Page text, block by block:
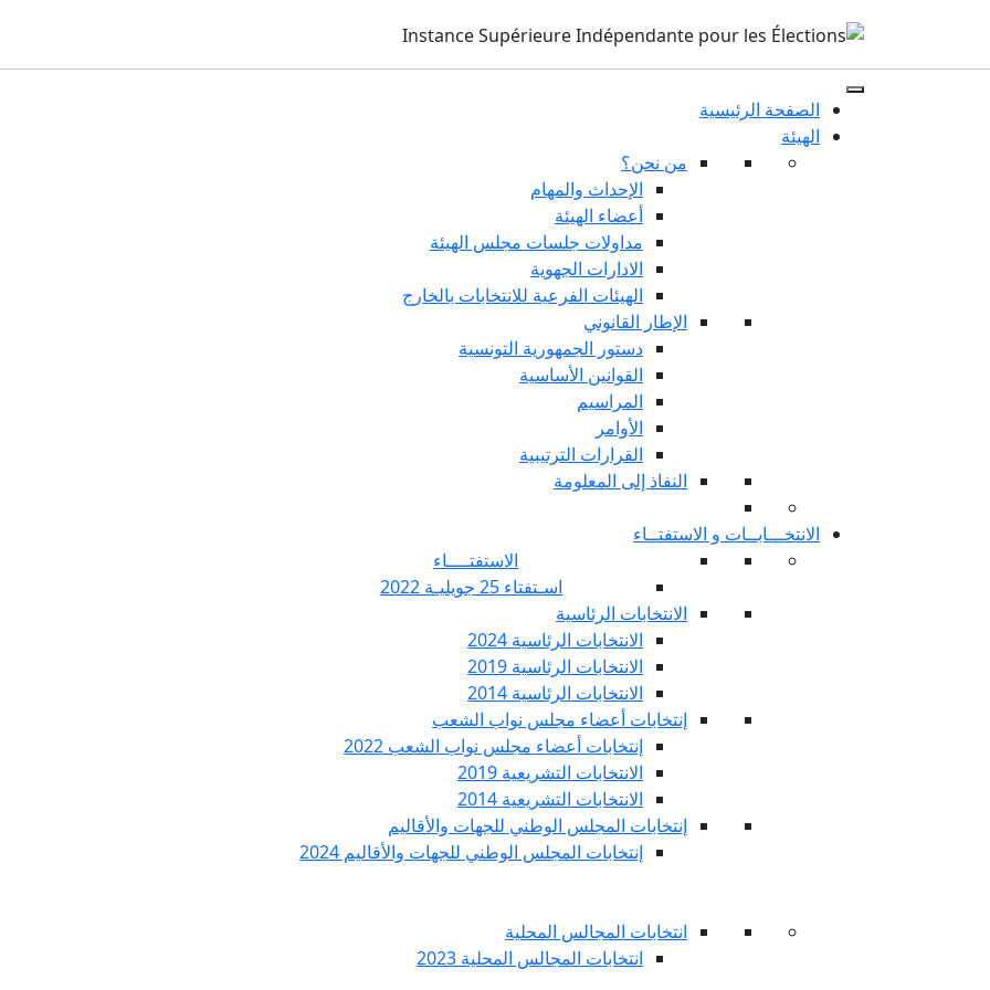
الصفحة الرئيسية
الهيئة
من نحن؟
الإحداث والمهام
أعضاء الهيئة
مداولات جلسات مجلس الهيئة
الادارات الجهوية
الهيئات الفرعية للانتخابات بالخارج
الإطار القانوني
دستور الجمهورية التونسية
القوانين الأساسية
المراسيم
الأوامر
القرارات الترتيبية
النفاذ إلى المعلومة
الانتخـــابــات و الاستفتــاء
الاستفتــــاء
اسـتفتاء 25 جويليـة 2022
الانتخابات الرئاسية
الانتخابات الرئاسية 2024
الانتخابات الرئاسية 2019
الانتخابات الرئاسية 2014
إنتخابات أعضاء مجلس نواب الشعب
إنتخابات أعضاء مجلس نواب الشعب 2022
الانتخابات التشريعية 2019
الانتخابات التشريعية 2014
إنتخابات المجلس الوطني للجهات والأقاليم
إنتخابات المجلس الوطني للجهات والأقاليم 2024
انتخابات المجالس المحلية
انتخابات المجالس المحلية 2023